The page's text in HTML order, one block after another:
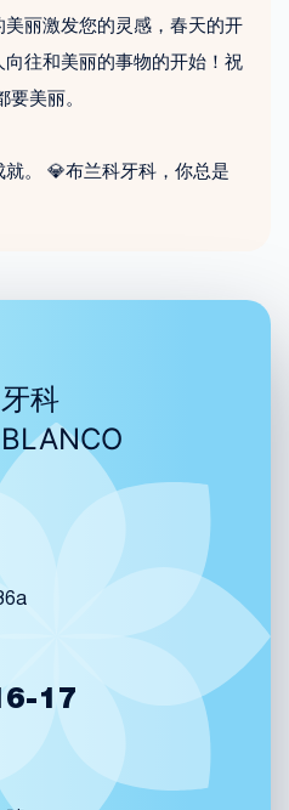
丽激发您的灵感，春天的开
往和美丽的事物的开始！祝
要美丽。
。 💎布兰科牙科，你总是
牙科
BLANCO
17